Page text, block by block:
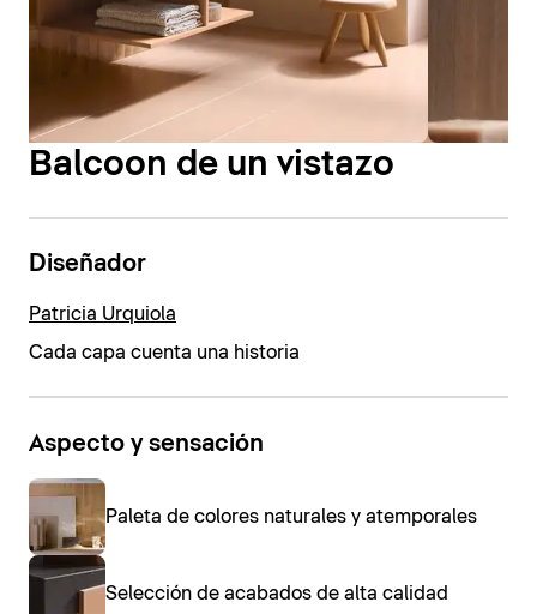
Balcoon de un vistazo
Diseñador
Patricia Urquiola
Cada capa cuenta una historia
Aspecto y sensación
Paleta de colores naturales y atemporales
Selección de acabados de alta calidad